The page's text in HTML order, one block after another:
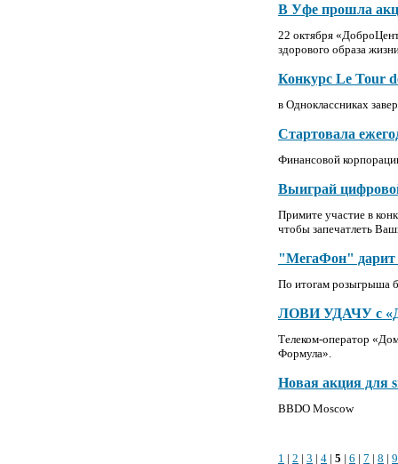
В Уфе прошла
22 октября
здорового образа
Конкурс Le Tour
в Одноклассниках
Стартовала
Финансовой
Выиграй
Примите участие в
чтобы запечатлеть
"МегаФон" дарит
По итогам розыгрыша
ЛОВИ УДАЧУ с
Телеком-оператор
Формула».
Новая акция для
BBDO Moscow
1 | 2 | 3 | 4 | 5 | 6 | 7 | 8 | 9